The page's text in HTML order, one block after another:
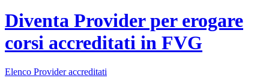
Diventa Provider per erogare
corsi accreditati in FVG
Elenco Provider accreditati